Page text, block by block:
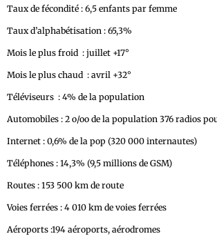
Taux de fécondité : 6,5 enfants par femme
Taux d’alphabétisation : 65,3%
Mois le plus froid : juillet +17°
Mois le plus chaud : avril +32°
Téléviseurs : 4% de la population
Automobiles : 2 o/oo de la population 376 radios
Internet : 0,6% de la pop (320 000 internautes)
Téléphones : 14,3% (9,5 millions de GSM)
Routes : 153 500 km de route
Voies ferrées : 4 010 km de voies ferrées
Aéroports :194 aéroports, aérodromes